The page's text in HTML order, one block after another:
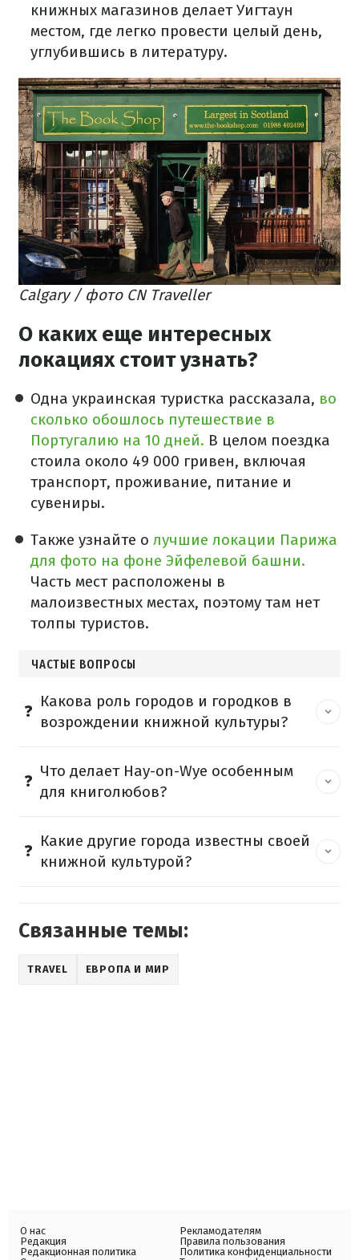
книжных магазинов делает Уигтаун
местом, где легко провести целый день,
углубившись в литературу.
Calgary / фото CN Traveller
О каких еще интересных
локациях стоит узнать?
Одна украинская туристка рассказала, во
сколько обошлось путешествие в
Португалию на 10 дней. В целом поездка
стоила около 49 000 гривен, включая
транспорт, проживание, питание и
сувениры.
Также узнайте о лучшие локации Парижа
для фото на фоне Эйфелевой башни.
Часть мест расположены в
малоизвестных местах, поэтому там нет
толпы туристов.
ЧАСТЫЕ ВОПРОСЫ
Какова роль городов и городков в
возрождении книжной культуры?
Что делает Hay-on-Wye особенным
для книголюбов?
Какие другие города известны своей
книжной культурой?
Связанные темы:
TRAVEL ЕВРОПА И МИР
О нас
Редакция
Редакционная политика
Рекламодателям
Правила пользования
Политика конфиденциальности